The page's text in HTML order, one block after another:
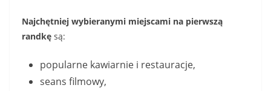
Najchętniej wybieranymi miejscami na pierwszą
randkę są:
popularne kawiarnie i restauracje,
seans filmowy,